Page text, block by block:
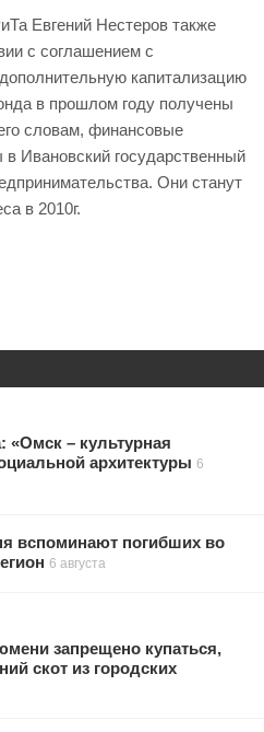
Евгений Нестеров также
с соглашением с
капитализацию
в прошлом году получены
словам, финансовые
Ивановский государственный
Они станут
в 2010г.
«Омск – культурная
архитектуры 6
вспоминают погибших во
6 августа
запрещено купаться,
скот из городских